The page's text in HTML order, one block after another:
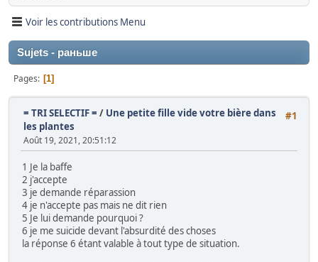
Voir les contributions Menu
Sujets - раньше
Pages 1
#1
= TRI SELECTIF = / Une petite fille vide votre bière dans
les plantes
Août 19, 2021, 20:51:12
1 Je la baffe
2 j'accepte
3 je demande réparassion
4 je n'accepte pas mais ne dit rien
5 Je lui demande pourquoi ?
6 je me suicide devant l'absurdité des choses
la réponse 6 étant valable à tout type de situation.